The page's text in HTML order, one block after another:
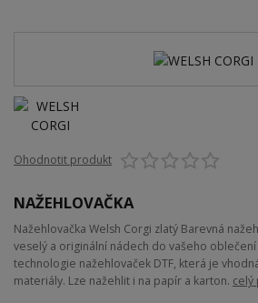
Ohodnotit produkt
NAŽEHLOVAČKA
Nažehlovačka Welsh Corgi zlatý Barevná
veselý a originální nádech do vašeho
technologie nažehlovaček DTF, která je
materiály. Lze nažehlit i na papír a karton. celý